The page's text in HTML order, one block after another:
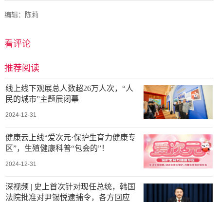
编辑：陈莉
看评论
推荐阅读
线上线下观展总人数超26万人次，“人
民的城市”主题展闭幕
2024-12-31
健康云上线“爱次元·保护生育力健康专
区”，生殖健康科普“包会的”！
2024-12-31
深视频 | 史上首次针对现任总统，韩国
法院批准对尹锡悦逮捕令，各方回应